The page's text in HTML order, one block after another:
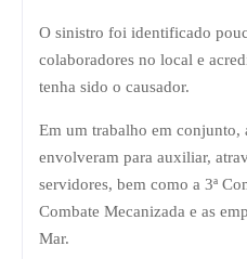
O sinistro foi identificado
colaboradores no local e
tenha sido o causador.
Em um trabalho em conjunto,
envolveram para auxiliar,
servidores, bem como a 3ª
Combate Mecanizada e as
Mar.